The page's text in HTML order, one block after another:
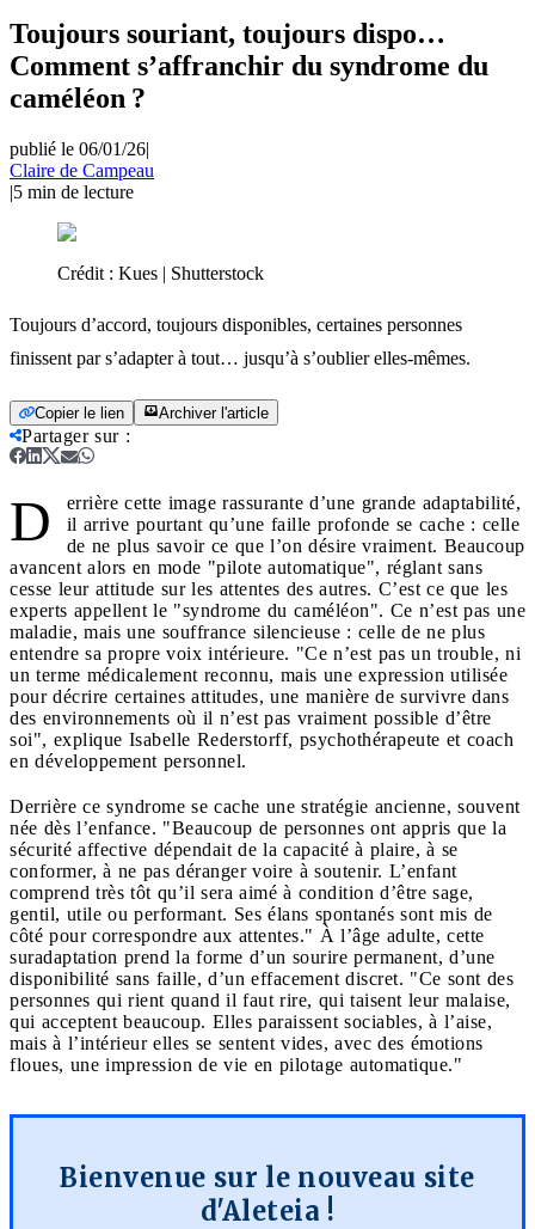
Toujours souriant, toujours dispo…
Comment s’affranchir du syndrome du
caméléon ?
publié le 06/01/26|
Claire de Campeau
|5 min de lecture
Crédit : Kues | Shutterstock
Toujours d’accord, toujours disponibles, certaines personnes
finissent par s’adapter à tout… jusqu’à s’oublier elles-mêmes.
Copier le lien Archiver l'article
Partager sur:
D
errière cette image rassurante d’une grande adaptabilité,
il arrive pourtant qu’une faille profonde se cache : celle
de ne plus savoir ce que l’on désire vraiment. Beaucoup
avancent alors en mode "pilote automatique", réglant sans
cesse leur attitude sur les attentes des autres. C’est ce que les
experts appellent le "syndrome du caméléon". Ce n’est pas une
maladie, mais une souffrance silencieuse : celle de ne plus
entendre sa propre voix intérieure. "Ce n’est pas un trouble, ni
un terme médicalement reconnu, mais une expression utilisée
pour décrire certaines attitudes, une manière de survivre dans
des environnements où il n’est pas vraiment possible d’être
soi", explique Isabelle Rederstorff, psychothérapeute et coach
en développement personnel.
Derrière ce syndrome se cache une stratégie ancienne, souvent
née dès l’enfance. "Beaucoup de personnes ont appris que la
sécurité affective dépendait de la capacité à plaire, à se
conformer, à ne pas déranger voire à soutenir. L’enfant
comprend très tôt qu’il sera aimé à condition d’être sage,
gentil, utile ou performant. Ses élans spontanés sont mis de
côté pour correspondre aux attentes." À l’âge adulte, cette
suradaptation prend la forme d’un sourire permanent, d’une
disponibilité sans faille, d’un effacement discret. "Ce sont des
personnes qui rient quand il faut rire, qui taisent leur malaise,
qui acceptent beaucoup. Elles paraissent sociables, à l’aise,
mais à l’intérieur elles se sentent vides, avec des émotions
floues, une impression de vie en pilotage automatique."
Bienvenue sur le nouveau site
d'Aleteia !